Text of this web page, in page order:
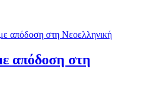
απόδοση στη